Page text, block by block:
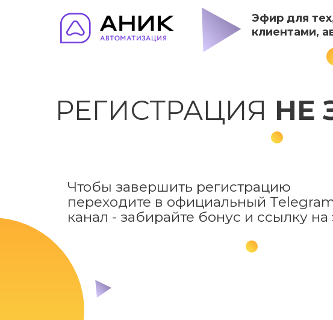
Эфир для
клиентами,
РЕГИСТРАЦИЯ НЕ
Чтобы завершить регистрацию
переходите в официальный
канал - забирайте бонус и ссылку